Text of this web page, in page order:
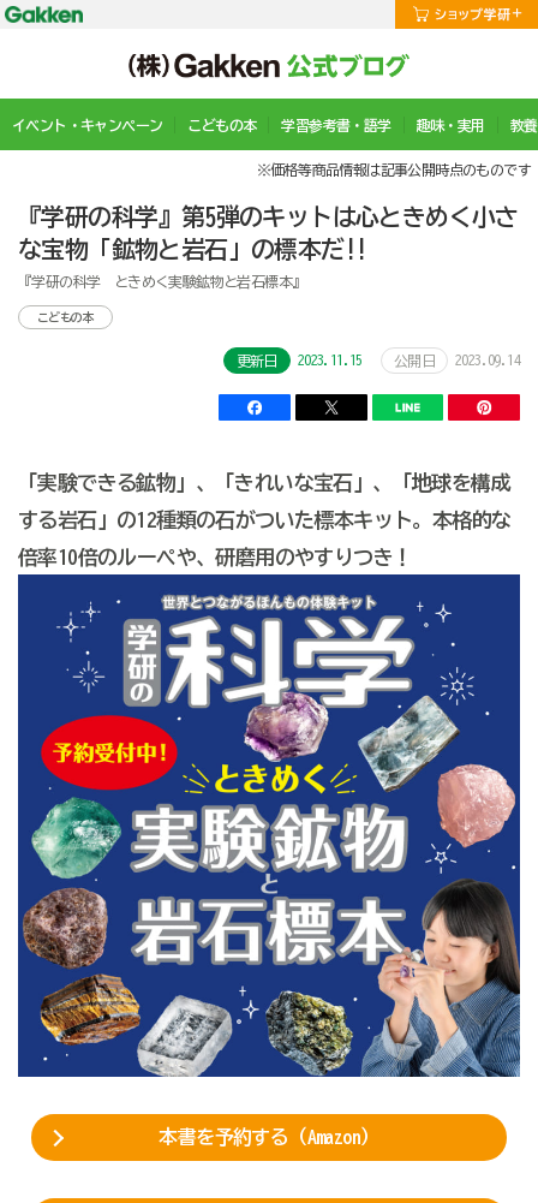
イベント・キャンペーン こどもの本 学習参考書・語学 趣味・実用 教
※価格等商品情報は記事公開時点のものです
『学研の科学』第5弾のキットは心ときめく小さ
な宝物「鉱物と岩石」の標本だ!!
『学研の科学 ときめく実験鉱物と岩石標本』
こどもの本
更新日 2023.11.15 公開日 2023.09.14
「実験できる鉱物」、「きれいな宝石」、「地球を構成
する岩石」の12種類の石がついた標本キット。本格的な
倍率10倍のルーペや、研磨用のやすりつき！
本書を予約する（Amazon）